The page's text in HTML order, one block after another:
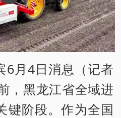
6月4日消息（记者
，黑龙江省全域进
键阶段。作为全国